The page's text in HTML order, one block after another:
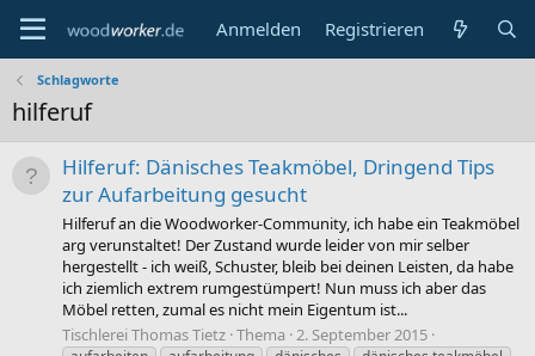
Anmelden Registrieren
Schlagworte
hilferuf
Hilferuf: Dänisches Teakmöbel, Dringend Tips
zur Aufarbeitung gesucht
Hilferuf an die Woodworker-Community, ich habe ein Teakmöbel
arg verunstaltet! Der Zustand wurde leider von mir selber
hergestellt - ich weiß, Schuster, bleib bei deinen Leisten, da habe
ich ziemlich extrem rumgestümpert! Nun muss ich aber das
Möbel retten, zumal es nicht mein Eigentum ist...
Tischlerei Thomas Tietz Thema 2. September 2015